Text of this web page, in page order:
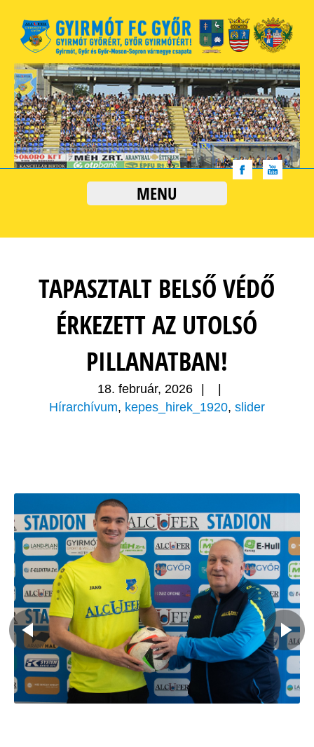
MENU
TAPASZTALT BELSŐ VÉDŐ
ÉRKEZETT AZ UTOLSÓ
PILLANATBAN!
18. február, 2026
Hírarchívum, kepes_hirek_1920, slider